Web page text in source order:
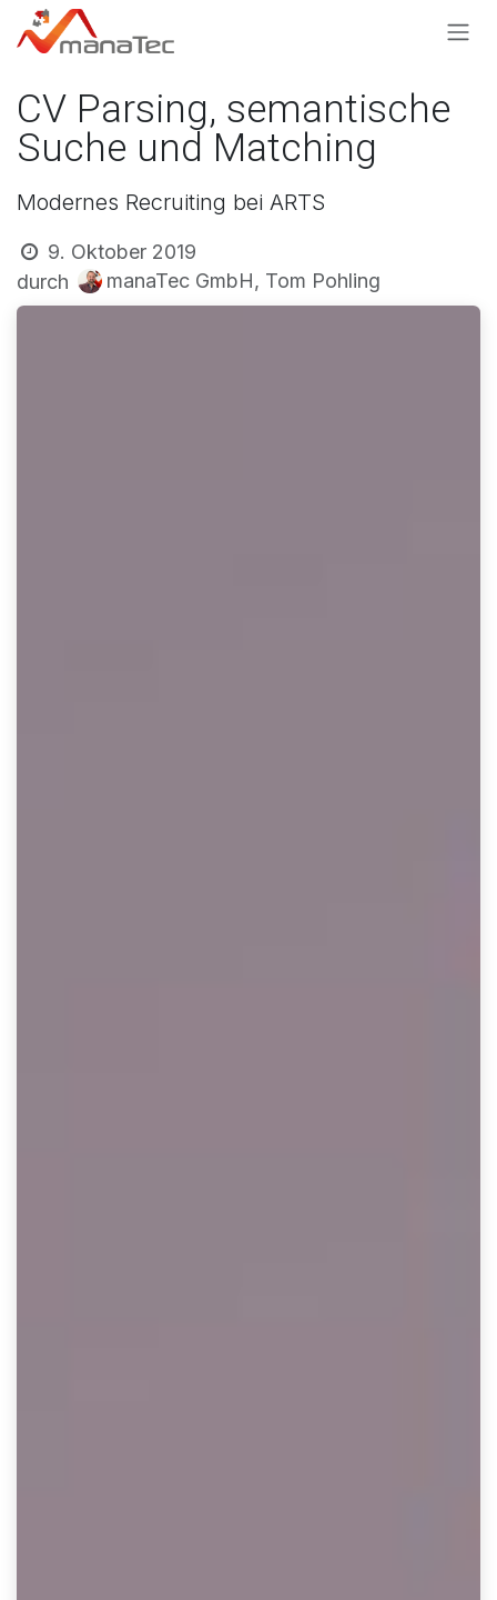
Zum Inhalt springen
CV Parsing, semantische
Suche und Matching
Modernes Recruiting bei ARTS
9. Oktober 2019
durch
manaTec GmbH, Tom Pohling